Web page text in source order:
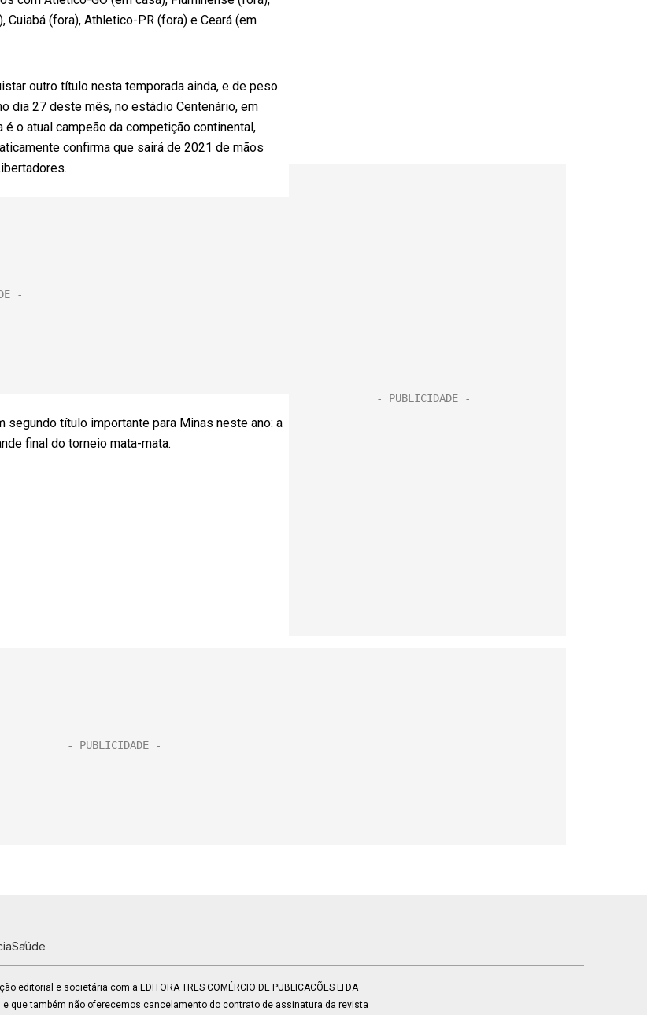
(fora), Athletico-PR (fora) e Ceará (em
outro título nesta temporada ainda, e de peso
dia 27 deste mês, no estádio Centenário, em
é o atual campeão da competição continental,
confirma que sairá de 2021 de mãos
segundo título importante para Minas neste ano: a
final do torneio mata-mata.
Saúde
editorial e societária com a EDITORA TRES COMÉRCIO DE PUBLICACÕES LTDA
que também não oferecemos cancelamento do contrato de assinatura da revista